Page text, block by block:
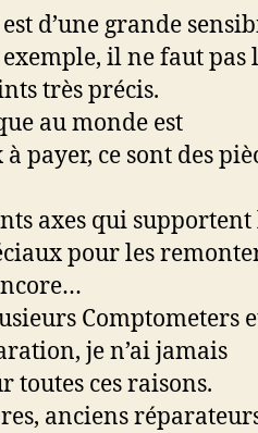
d’une grande
il ne faut pas
très précis.
au monde est
payer, ce sont des
axes qui supportent
pour les
Comptometers
je n’ai jamais
toutes ces raisons.
anciens